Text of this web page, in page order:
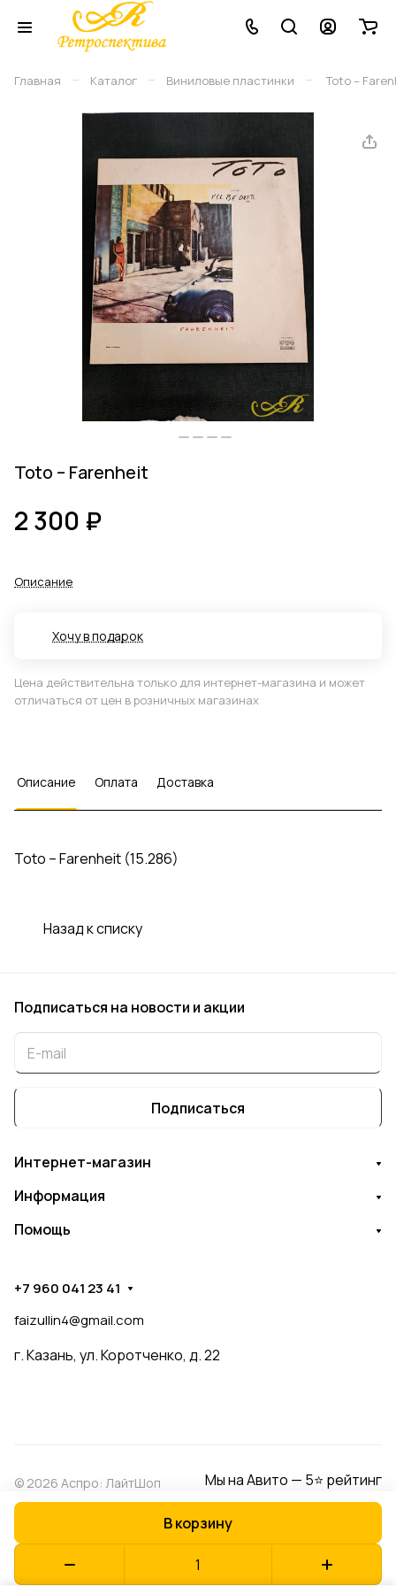
Главная – Каталог – Виниловые плаcтинки – Toto –
Toto – Farenheit
2 300 ₽
В корзину
Описание
Хочу в подарок
Цена действительна только для интернет-магазина и может
отличаться от цен в розничных магазинах
Описание Оплата Доставка
Toto – Farenheit (15.286)
Назад к списку
Подписаться на новости и акции
Подписаться
Интернет-магазин
Информация
Помощь
+7 960 041 23 41
faizullin4@gmail.com
г. Казань, ул. Коротченко, д. 22
© 2026 Аспро: ЛайтШоп Мы на Авито — 5⭐ рейтинг
Оферта
Разработано в